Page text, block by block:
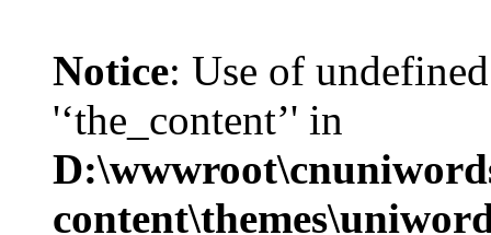
Notice: Use of
'‘the_content’' in